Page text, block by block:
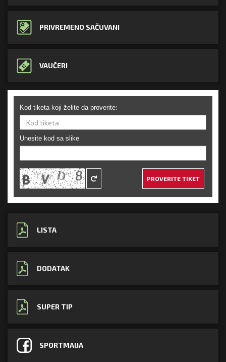
PRIVREMENO SAČUVANI
VAUČERI
Kod tiketa koji želite da proverite:
Unesite kod sa slike
PROVERITE TIKET
LISTA
DODATAK
SUPER TIP
SPORTMAIJA